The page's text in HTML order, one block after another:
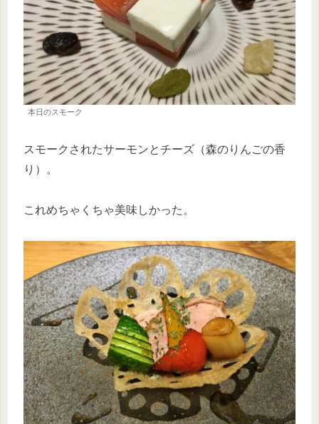
本日のスモーク
スモークされたサーモンとチーズ（森のりんごの香
り）。
これめちゃくちゃ美味しかった。